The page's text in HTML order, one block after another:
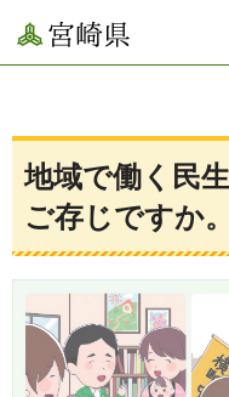
宮崎県
地域で働く民
ご存じですか。